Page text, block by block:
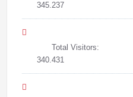
345.237
Total Visitors:
340.431